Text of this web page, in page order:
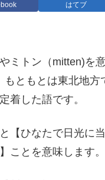
はてブ
ミトン（mitten)を
もともとは東北地
着した語です。
【ひなたで日光に
ことを意味します。